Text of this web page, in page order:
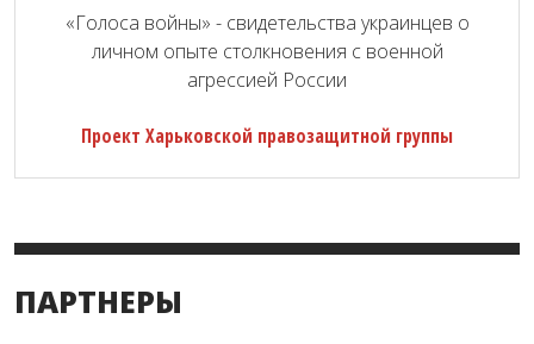
«Голоса войны» - свидетельства украинцев о
личном опыте столкновения с военной
агрессией России
Проект Харьковской правозащитной группы
ПАРТНЕРЫ